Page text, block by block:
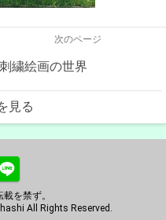
次のページ
刺繍絵画の世界
見る
を禁ず。
All Rights Reserved.